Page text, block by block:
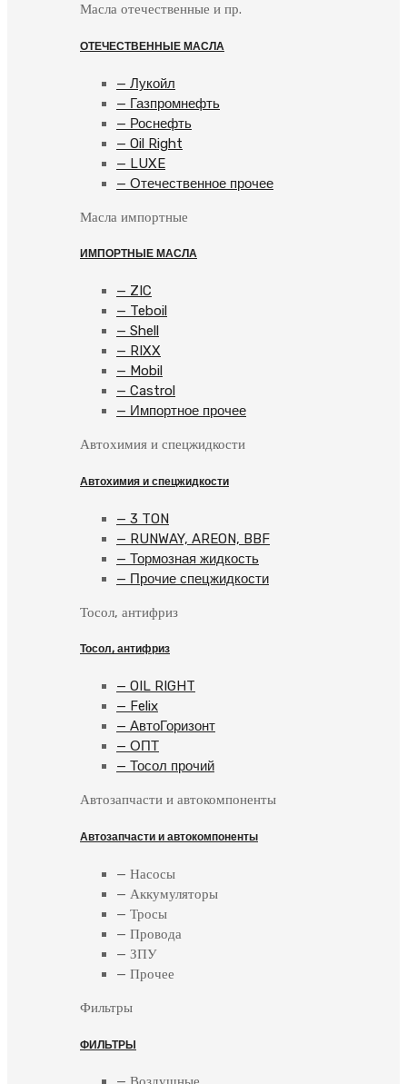
Масла отечественные и пр.
ОТЕЧЕСТВЕННЫЕ МАСЛА
— Лукойл
— Газпромнефть
— Роснефть
— Oil Right
— LUXE
— Отечественное прочее
Масла импортные
ИМПОРТНЫЕ МАСЛА
— ZIC
— Teboil
— Shell
— RIXX
— Mobil
— Castrol
— Импортное прочее
Автохимия и спецжидкости
Автохимия и спецжидкости
— 3 TON
— RUNWAY, AREON, BBF
— Тормозная жидкость
— Прочие спецжидкости
Тосол, антифриз
Тосол, антифриз
— OIL RIGHT
— Felix
— АвтоГоризонт
— ОПТ
— Тосол прочий
Автозапчасти и автокомпоненты
Автозапчасти и автокомпоненты
— Насосы
— Аккумуляторы
— Тросы
— Провода
— ЗПУ
— Прочее
Фильтры
ФИЛЬТРЫ